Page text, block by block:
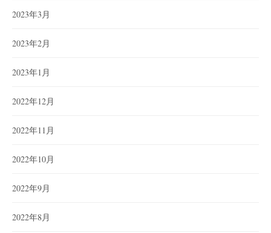
2023年3月
2023年2月
2023年1月
2022年12月
2022年11月
2022年10月
2022年9月
2022年8月